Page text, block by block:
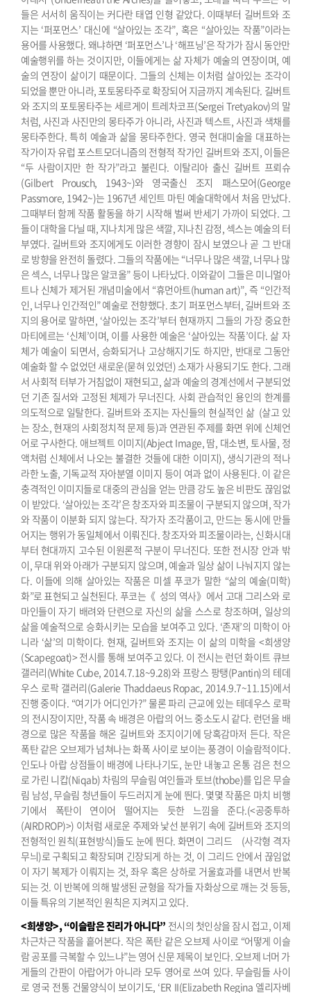
들은 서서히 움직이는 커다란 태엽 인형 같았다. 이때부터 길버트와 조
지는 ‘퍼포먼스’ 대신에 “살아있는 조각”, 혹은 “살아있는 작품”이라는
용어를 사용했다. 왜냐하면 ‘퍼포먼스’나 ‘해프닝’은 작가가 잠시 동안만
예술행위를 하는 것이지만, 이들에게는 삶 자체가 예술의 연장이며, 예
술의 연장이 삶이기 때문이다. 그들의 신체는 이처럼 살아있는 조각이
되었을 뿐만 아니라, 포토몽타주로 확장되어 지금까지 계속된다. 길버트
와 조지의 포토몽타주는 세르게이 트레차코프(Sergei Tretyakov)의 말
처럼, 사진과 사진만의 몽타주가 아니라, 사진과 텍스트, 사진과 색채를
몽타주한다. 특히 예술과 삶을 몽타주한다. 영국 현대미술을 대표하는
작가이자 유럽 포스트모더니즘의 전형적 작가인 길버트와 조지, 이들은
“두 사람이지만 한 작가”라고 불린다. 이탈리아 출신 길버트 프뢰슈
(Gilbert Prousch, 1943~)와 영국출신 조지 패스모어(George
Passmore, 1942~)는 1967년 세인트 마틴 예술대학에서 처음 만났다.
그때부터 함께 작품 활동을 하기 시작해 벌써 반세기 가까이 되었다. 그
들이 대학을 다닐 때, 지나치게 많은 색깔, 지나친 감정, 섹스는 예술의 터
부였다. 길버트와 조지에게도 이러한 경향이 잠시 보였으나 곧 그 반대
로 방향을 완전히 돌렸다. 그들의 작품에는 “너무나 많은 색깔, 너무나 많
은 섹스, 너무나 많은 알코올” 등이 나타났다. 이와같이 그들은 미니멀아
트나 신체가 제거된 개념미술에서 “휴먼아트(human art)”, 즉 “인간적
인, 너무나 인간적인” 예술로 전향했다. 초기 퍼포먼스부터, 길버트와 조
지의 용어로 말하면, ‘살아있는 조각’부터 현재까지 그들의 가장 중요한
마티에르는 ‘신체’이며, 이를 사용한 예술은 ‘살아있는 작품’이다. 삶 자
체가 예술이 되면서, 승화되거나 고상해지기도 하지만, 반대로 그동안
예술화 할 수 없었던 새로운(묻혀 있었던) 소재가 사용되기도 한다. 그래
서 사회적 터부가 거침없이 재현되고, 삶과 예술의 경계선에서 구분되었
던 기존 질서와 고정된 체제가 무너진다. 사회 관습적인 용인의 한계를
의도적으로 일탈한다. 길버트와 조지는 자신들의 현실적인 삶 (살고 있
는 장소, 현재의 사회정치적 문제 등)과 연관된 주제를 화면 위에 신체언
어로 구사한다. 애브젝트 이미지(Abject Image, 땀, 대소변, 토사물, 정
액처럼 신체에서 나오는 불결한 것들에 대한 이미지), 생식기관의 적나
라한 노출, 기독교적 자아분열 이미지 등이 여과 없이 사용된다. 이 같은
충격적인 이미지들로 대중의 관심을 얻는 만큼 강도 높은 비판도 끊임없
이 받았다. ‘살아있는 조각’은 창조자와 피조물이 구분되지 않으며, 작가
와 작품이 이분화 되지 않는다. 작가자 조각품이고, 만드는 동시에 만들
어지는 행위가 동일체에서 이뤄진다. 창조자와 피조물이라는, 신화시대
부터 현대까지 고수된 이원론적 구분이 무너진다. 또한 전시장 안과 밖
이, 무대 위와 아래가 구분되지 않으며, 예술과 일상 삶이 나눠지지 않는
다. 이들에 의해 살아있는 작품은 미셀 푸코가 말한 “삶의 예술(미학)
화”로 표현되고 실천된다. 푸코는《 성의 역사》에서 고대 그리스와 로
마인들이 자기 배려와 단련으로 자신의 삶을 스스로 창조하며, 일상의
삶을 예술적으로 승화시키는 모습을 보여주고 있다. ‘존재’의 미학이 아
니라 ‘삶’의 미학이다. 현재, 길버트와 조지는 이 삶의 미학을 <희생양
(Scapegoat)> 전시를 통해 보여주고 있다. 이 전시는 런던 화이트 큐브
갤러리(White Cube, 2014.7.18~9.28)와 프랑스 팡탱(Pantin)의 테데
우스 로팍 갤러리(Galerie Thaddaeus Ropac, 2014.9.7~11.15)에서
진행 중이다. “여기가 어디인가?”물론 파리 근교에 있는 테데우스 로팍
의 전시장이지만, 작품 속 배경은 아랍의 어느 중소도시 같다. 런던을 배
경으로 많은 작품을 해온 길버트와 조지이기에 당혹감마저 든다. 작은
폭탄 같은 오브제가 넘쳐나는 화폭 사이로 보이는 풍경이 이슬람적이다.
인도나 아랍 상점들이 배경에 나타나기도, 눈만 내놓고 온통 검은 천으
로 가린 니캅(Niqab) 차림의 무슬림 여인들과 토브(thobe)를 입은 무슬
림 남성, 무슬림 청년들이 두드러지게 눈에 띈다. 몇몇 작품은 마치 비행
기에서 폭탄이 연이어 떨어지는 듯한 느낌을 준다.(<공중투하
(AIRDROP)>) 이처럼 새로운 주제와 낯선 분위기 속에 길버트와 조지의
전형적인 원칙(표현방식)들도 눈에 띈다. 화면이 그리드 (사각형 격자
무늬)로 구획되고 확장되며 긴장되게 하는 것, 이 그리드 안에서 끊임없
이 자기 복제가 이뤄지는 것, 좌우 혹은 상하로 거울효과를 내면서 반복
되는 것. 이 반복에 의해 발생된 균형을 작가들 자화상으로 깨는 것 등등,
이들 특유의 기본적인 원칙은 지켜지고 있다.
<희생양>, “이슬람은 진리가 아니다” 전시의 첫인상을 잠시 접고, 이제
차근차근 작품을 흩어본다. 작은 폭탄 같은 오브제 사이로 “어떻게 이슬
람 공포를 극복할 수 있느냐”는 영어 신문 제목이 보인다. 오브제 너머 가
게들의 간판이 아랍어가 아니라 모두 영어로 쓰여 있다. 무슬림들 사이
로 영국 전통 건물양식이 보이기도, ‘ER II(Elizabeth Regina 엘리자베